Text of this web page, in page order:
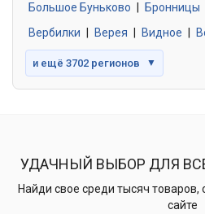
Большое Буньково
Бронницы
Вербилки
Верея Видное
и ещё 3702 регионов ▼
УДАЧНЫЙ ВЫБОР ДЛЯ
Найди свое среди тысяч
сайте